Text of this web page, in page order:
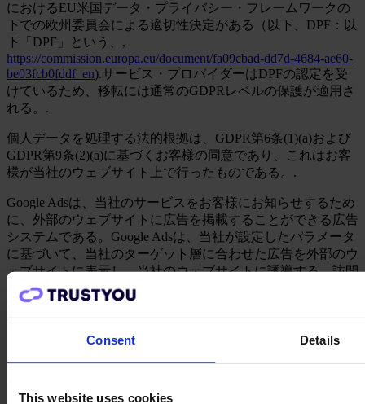
Consent Details
This website uses cookies
におけるEU米国データ・プライバシー・フレームワークの
下での欧州委員会による適切性決定がある（以下、DPF：以
下「DPF」という、,
https://commission.europa.eu/document/fa09cbad-dd7d-4684-ae60-
be03fcb0fddf_en).サービス・プロバイダーはDPFの認定を受
けているため、移転には通常のGDPRレベルの保護が適用さ
れる。.
個人データを処理する法的根拠は、GDPR第6条(1)(a)および
GDPR第9条(2)(a)に基づくお客様の同意であり、これはお客
様が当社のウェブサイト上で行ったものである。.
Google Adsは、当社のサービスをお客様にお知らせするため
に、外部のウェブサイトに広告を掲載することができる広告
システムである。Google Adsは、当社が設定したパラメータ
に基づいて、当社のターゲット層に合わせた広告を外部のウ
ェブサイトに表示し、当社のウェブサイトに誘導する。訪問
者がグーグル広告をクリックすると、当社のウェブサイトに
誘導される。広告の成功と関連報酬を測定するため、Google
Adsは弊社ウェブサイトにアクセスした時点で広告キャンペ
ーンの成功を測定する。弊社のウェブサイトは、広告キャン
ば、お客様のデータをリマーケティングの目的で使用するこ